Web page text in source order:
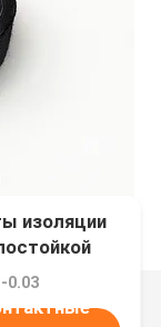
изоляции
0.03